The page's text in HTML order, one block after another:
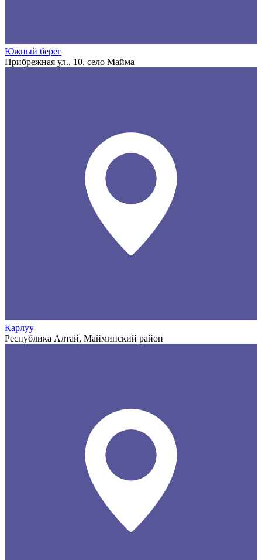
Южный берег
Прибрежная ул., 10, село Майма
Карлуу
Республика Алтай, Майминский район